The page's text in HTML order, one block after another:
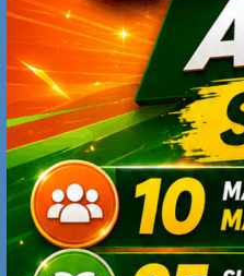
SEARCH
PRODUK ONLINE